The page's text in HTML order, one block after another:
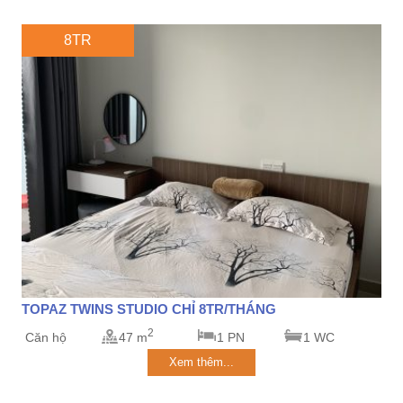
8TR
TOPAZ TWINS STUDIO CHỈ 8TR/THÁNG
Căn hộ 47 m2 1 PN 1 WC
Xem thêm...